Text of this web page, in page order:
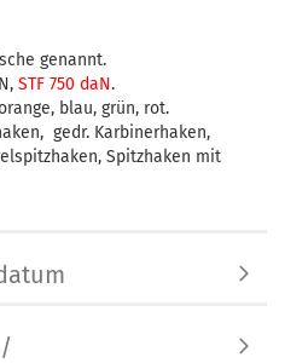
genannt.
STF 750 daN.
blau, grün, rot.
gedr. Karbinerhaken,
Spitzhaken mit